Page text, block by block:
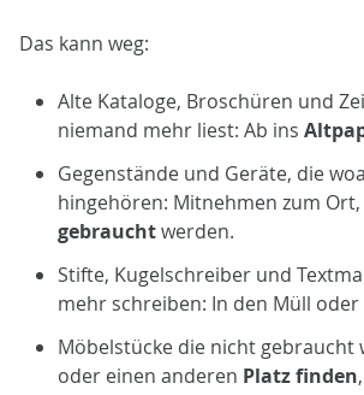
Das kann weg:
Alte Kataloge, Broschüren und
niemand mehr liest: Ab ins
Gegenstände und Geräte, die
hingehören: Mitnehmen zum Ort,
gebrauchtwerden.
Stifte, Kugelschreiber und
mehr schreiben: In den Müll oder
Möbelstücke die nicht gebraucht
oder einen anderen Platz finden